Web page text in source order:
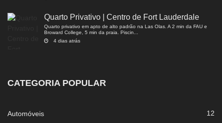
Quarto Privativo | Centro de Fort Lauderdale
Quarto privativo em apto de alto padrão na Las Olas. A 2 min da FAU e
Broward College, 5 min da praia. Piscin...
4 dias atrás
CATEGORIA POPULAR
Automóveis 12